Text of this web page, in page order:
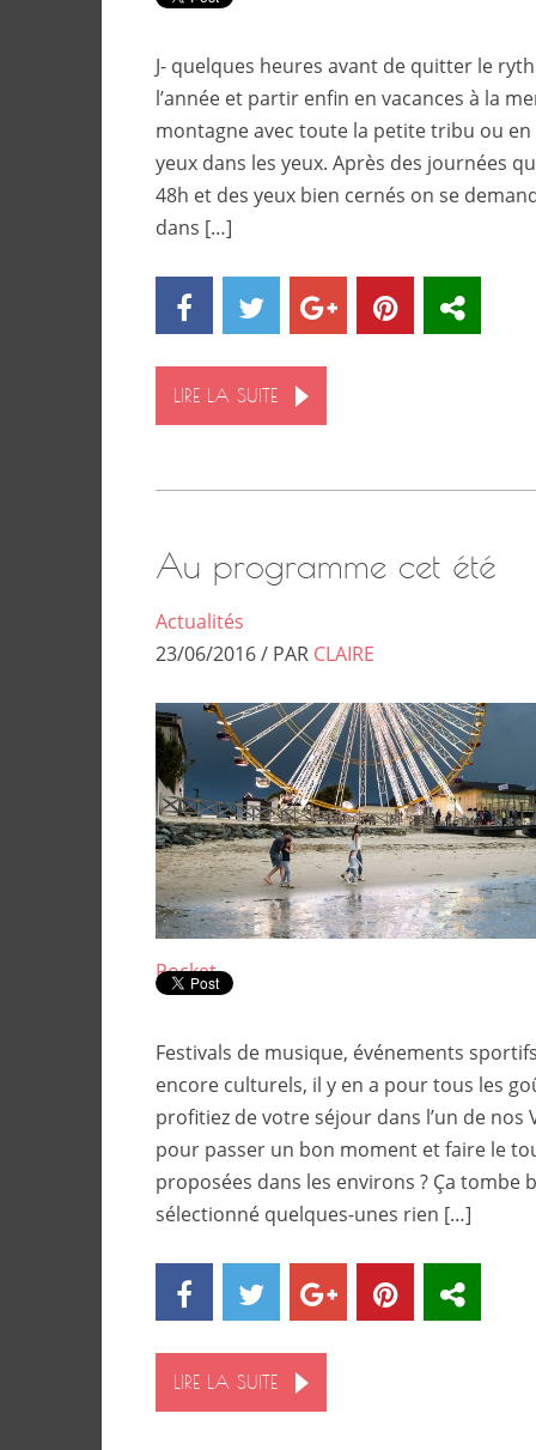
J- quelques heures avant de quitter le
l’année et partir enfin en vacances à la
montagne avec toute la petite tribu ou
yeux dans les yeux. Après des journées
48h et des yeux bien cernés on se
dans […]
LIRE LA SUITE
Au programme cet été
Actualités
23/06/2016 / PAR CLAIRE
Pocket
Festivals de musique, événements
encore culturels, il y en a pour tous les
profitiez de votre séjour dans l’un de nos
pour passer un bon moment et faire le
proposées dans les environs ? Ça tombe
sélectionné quelques-unes rien […]
LIRE LA SUITE